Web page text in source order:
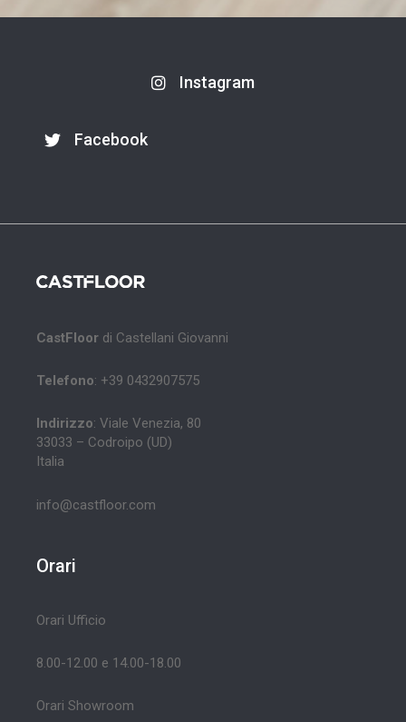
Instagram
Facebook
CastFloor di Castellani Giovanni
Telefono: +39 0432907575
Indirizzo: Viale Venezia, 80
33033 – Codroipo (UD)
Italia
info@castfloor.com
Orari
Orari Ufficio
8.00-12.00 e 14.00-18.00
Orari Showroom